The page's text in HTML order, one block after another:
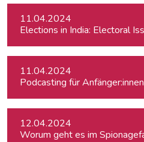
11.04.2024
Elections in India: Electoral
11.04.2024
Podcasting für
12.04.2024
Worum geht es im